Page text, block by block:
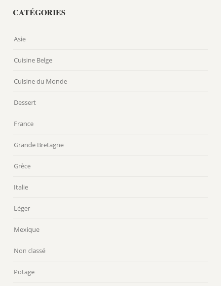
CATÉGORIES
Asie
Cuisine Belge
Cuisine du Monde
Dessert
France
Grande Bretagne
Grèce
Italie
Léger
Mexique
Non classé
Potage